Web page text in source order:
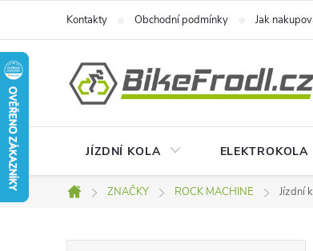
obsah
Kontakty Obchodní podmínky Jak
JÍZDNÍ KOLA ELEKTROKOLA
Domů
ZNAČKY ROCK MACHINE Jízdní